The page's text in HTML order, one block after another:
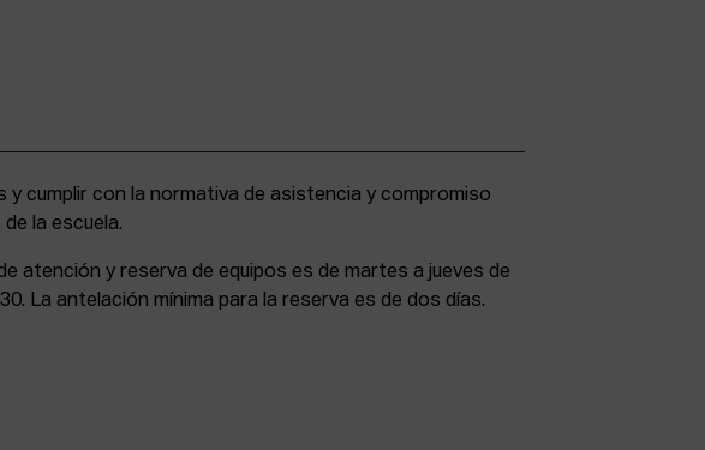
la escuela.
atención y reserva de equipos es de martes a jueves de
La antelación mínima para la reserva es de dos días.